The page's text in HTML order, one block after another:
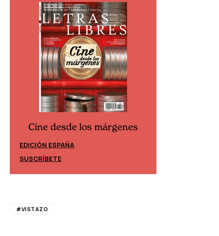
Cine desde los márgenes
EDICIÓN ESPAÑA
SUSCRÍBETE
#VISTAZO